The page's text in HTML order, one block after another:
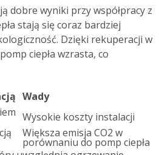
dobre wyniki przy współpracy z
stają się coraz bardziej
Dzięki rekuperacji w
ciepła wzrasta, co
Wady
Wysokie koszty instalacji
Większa emisja CO2 w
porównaniu do pomp ciepła